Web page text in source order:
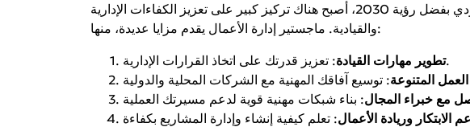
مع التطورات التي يشهدها الاقتصاد السعودي بفضل رؤية 2030، أصبح هناك تركيز كبير على تعزيز الكفاءات الإدارية
والقيادية. ماجستير إدارة الأعمال يقدم مزايا عديدة، منها:
تطوير مهارات القيادة: تعزيز قدرتك على اتخاذ القرارات الإدارية.
المتنوعة
مع خبراء المجال
الابتكار وريادة الأعمال